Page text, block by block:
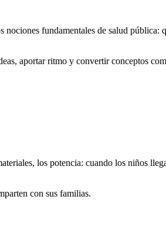
nociones fundamentales de salud pública:
aportar ritmo y convertir conceptos
los potencia: cuando los niños
con sus familias.